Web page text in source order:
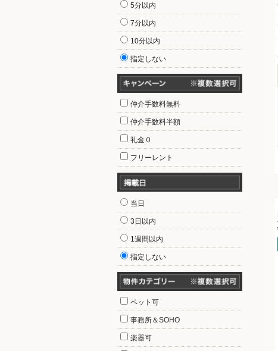
5分以内
7分以内
10分以内
指定しない
仲介手数料無料
仲介手数料半額
礼金０
フリーレント
当日
3日以内
1週間以内
指定しない
ペット可
事務所＆SOHO
楽器可